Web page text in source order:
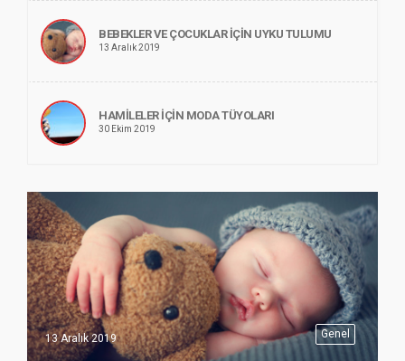
BEBEKLER VE ÇOCUKLAR İÇIN UYKU TULUMU
13 Aralık 2019
HAMILELER İÇIN MODA TÜYOLARI
30 Ekim 2019
Genel
13 Aralık 2019